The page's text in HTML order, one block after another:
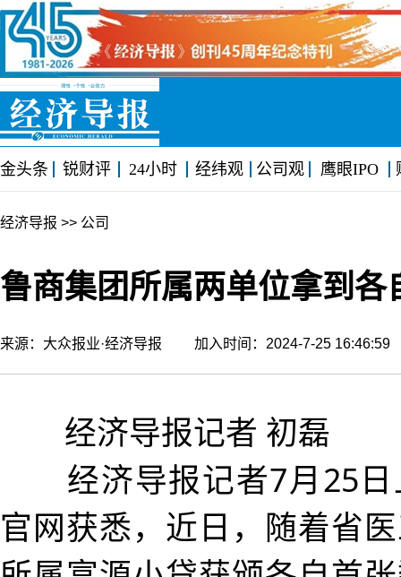
金头条 锐财评 24小时 经纬观 公司观 鹰眼IPO
经济导报 >> 公司
鲁商集团所属两单位拿到
来源：大众报业·经济导报 加入时间：2024-7-25
经济导报记者 初磊
经济导报记者7月25日
官网获悉，近日，随着省